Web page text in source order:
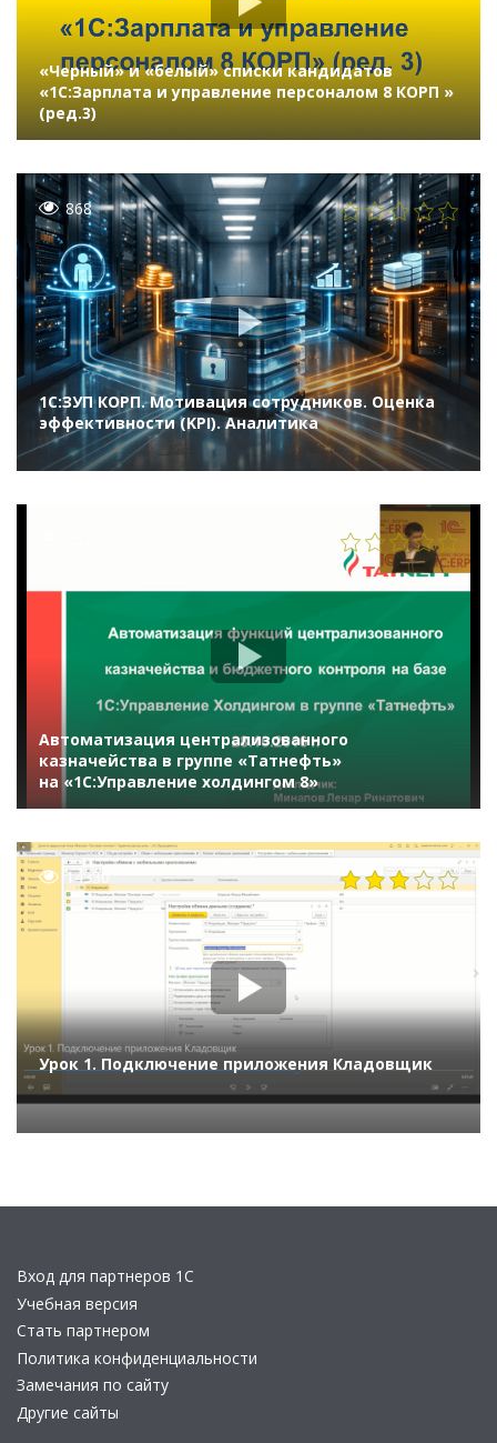
«Черный» и «белый» списки кандидатов
«1C:Зарплата и управление персоналом 8 КОРП »
(ред.3)
868
1С:ЗУП КОРП. Мотивация сотрудников. Оценка
эффективности (KPI). Аналитика
Автоматизация централизованного
казначейства в группе «Татнефть»
на «1С:Управление холдингом 8»
14330
Урок 1. Подключение приложения Кладовщик
Вход для партнеров 1С
Учебная версия
Стать партнером
Политика конфиденциальности
Замечания по сайту
Другие сайты